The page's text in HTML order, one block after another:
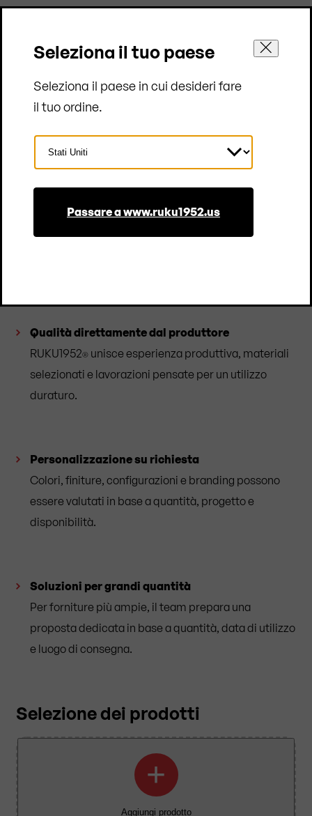
I vantaggi degli arredi pieghevoli
RUKU1952®
Progettati per essere utilizzati, montati e smontati
Qualità direttamente dal produttore
RUKU1952® unisce esperienza produttiva, materiali
selezionati e lavorazioni pensate per un utilizzo
duraturo.
Personalizzazione su richiesta
Colori, finiture, configurazioni e branding possono
essere valutati in base a quantità, progetto e
disponibilità.
Soluzioni per grandi quantità
Per forniture più ampie, il team prepara una
proposta dedicata in base a quantità, data di utilizzo
e luogo di consegna.
Selezione dei prodotti
+
Aggiungi prodotto
Seleziona il tuo paese
Seleziona il paese in cui desideri fare
il tuo ordine.
Seleziona
Paese
Passare a www.ruku1952.us